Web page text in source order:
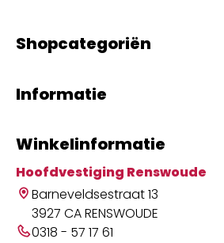
Shopcategoriën
Informatie
Winkelinformatie
Hoofdvestiging Renswoude
Barneveldsestraat 13
3927 CA RENSWOUDE
0318 - 57 17 61